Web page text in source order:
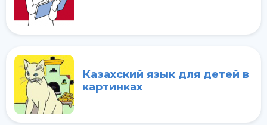
Казахский язык для детей в
картинках